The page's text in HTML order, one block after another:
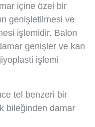
içine özel bir
genişletilmesi ve
işlemidir. Balon
genişler ve kan
işlemi
tel benzeri bir
bileğinden damar